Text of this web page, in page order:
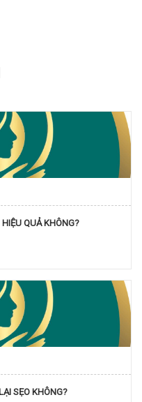
QUẢ KHÔNG?
SẸO KHÔNG?